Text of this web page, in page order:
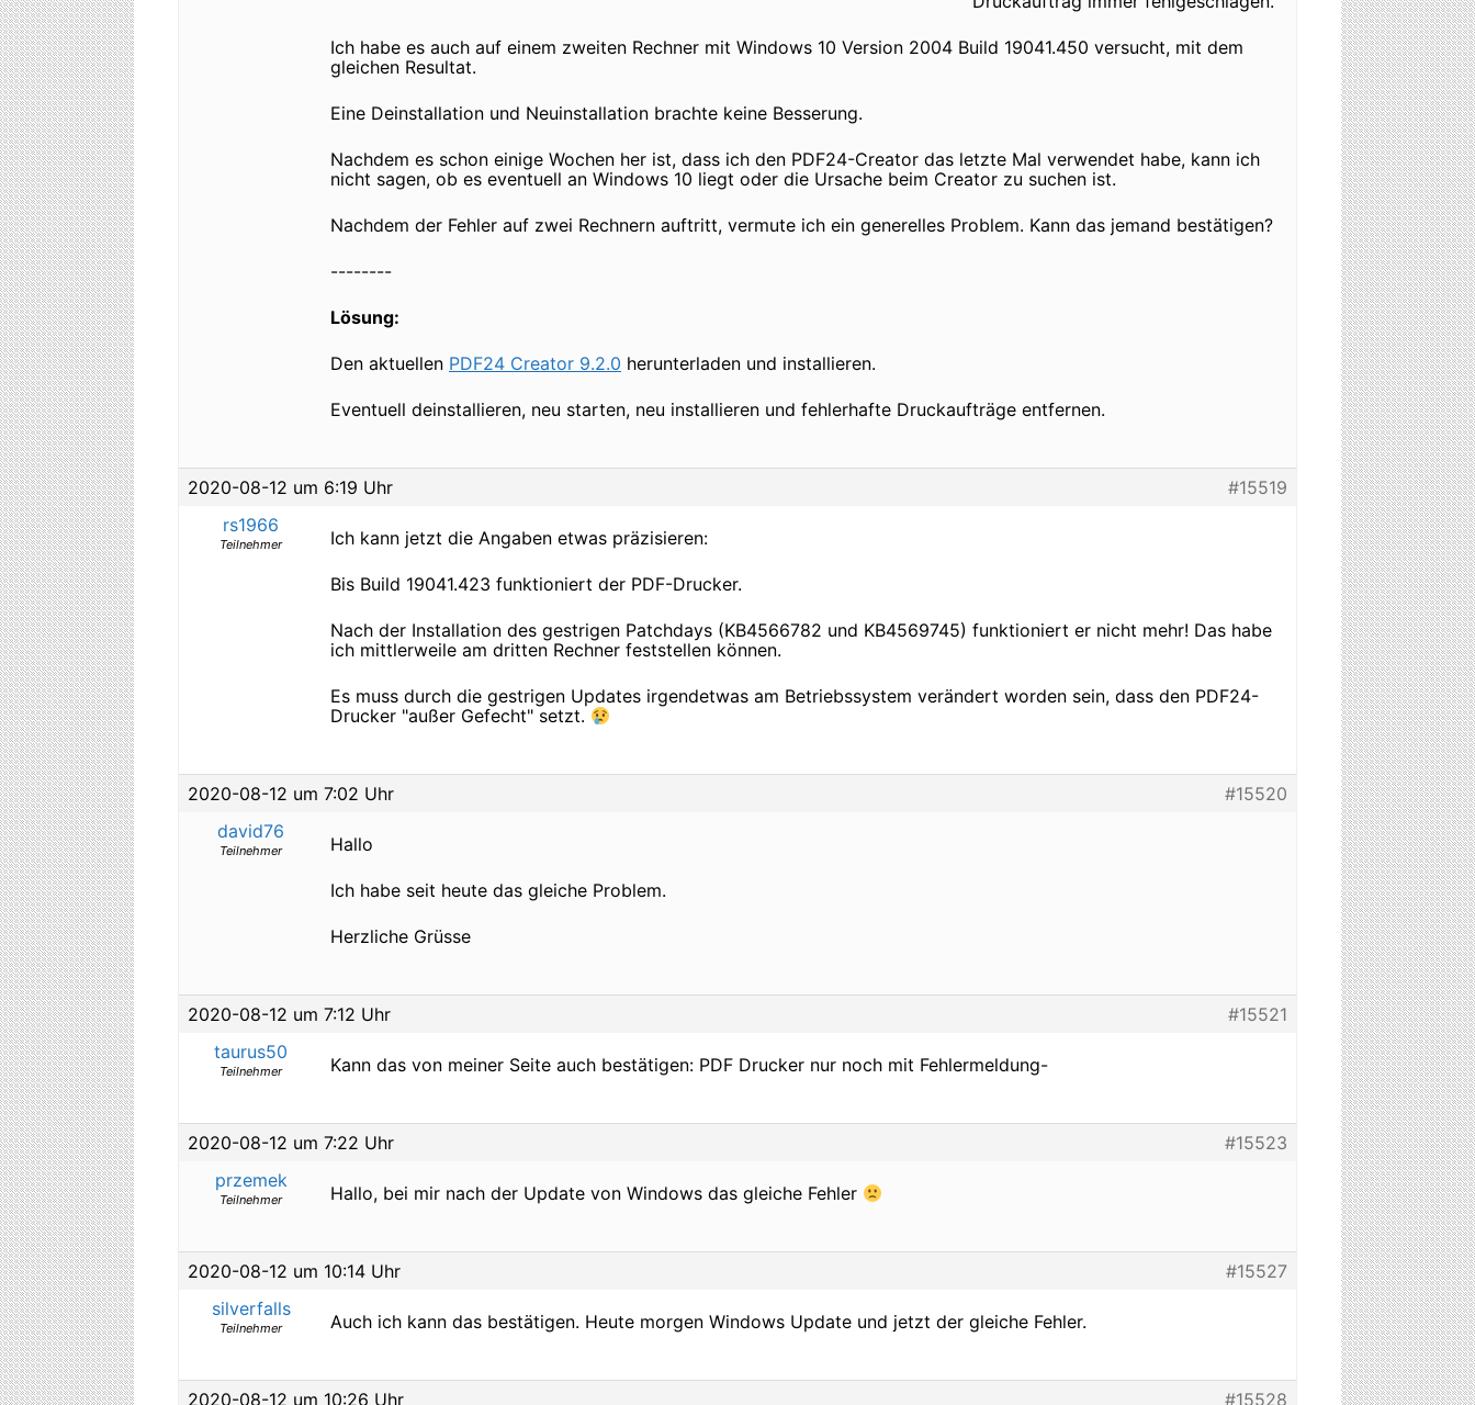
Ich habe es auch auf einem zweiten Rechner mit Windows 10 Version 2004 Build 19041.450 versucht, mit dem
gleichen Resultat.
Eine Deinstallation und Neuinstallation brachte keine Besserung.
Nachdem es schon einige Wochen her ist, dass ich den PDF24-Creator das letzte Mal verwendet habe, kann ich
nicht sagen, ob es eventuell an Windows 10 liegt oder die Ursache beim Creator zu suchen ist.
Nachdem der Fehler auf zwei Rechnern auftritt, vermute ich ein generelles Problem. Kann das jemand bestätigen?
--------
Lösung:
Den aktuellen PDF24 Creator 9.2.0 herunterladen und installieren.
Eventuell deinstallieren, neu starten, neu installieren und fehlerhafte Druckaufträge entfernen.
2020-08-12 um 6:19 Uhr
#15519
rs1966
Teilnehmer Ich kann jetzt die Angaben etwas präzisieren:
Bis Build 19041.423 funktioniert der PDF-Drucker.
Nach der Installation des gestrigen Patchdays (KB4566782 und KB4569745) funktioniert er nicht mehr! Das habe
ich mittlerweile am dritten Rechner feststellen können.
Es muss durch die gestrigen Updates irgendetwas am Betriebssystem verändert worden sein, dass den PDF24-
Drucker "außer Gefecht" setzt.
2020-08-12 um 7:02 Uhr
#15520
david76
Teilnehmer Hallo
Ich habe seit heute das gleiche Problem.
Herzliche Grüsse
2020-08-12 um 7:12 Uhr
#15521
taurus50
Teilnehmer Kann das von meiner Seite auch bestätigen: PDF Drucker nur noch mit Fehlermeldung-
2020-08-12 um 7:22 Uhr
#15523
przemek
Teilnehmer Hallo, bei mir nach der Update von Windows das gleiche Fehler
2020-08-12 um 10:14 Uhr
#15527
silverfalls
Teilnehmer Auch ich kann das bestätigen. Heute morgen Windows Update und jetzt der gleiche Fehler.
2020-08-12 um 10:26 Uhr
#15528